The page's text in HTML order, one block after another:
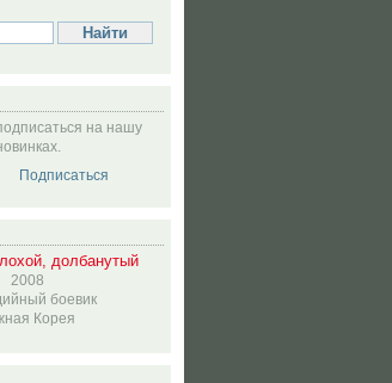
на нашу
Подписаться
долбанутый
2008
боевик
Корея